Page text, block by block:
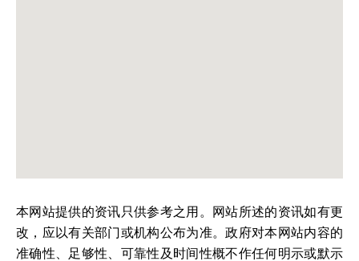
本网站提供的资讯只供参考之用。网站所述的资讯如有更
改，应以有关部门或机构公布为准。政府对本网站内容的
准确性、足够性、可靠性及时间性概不作任何明示或默示